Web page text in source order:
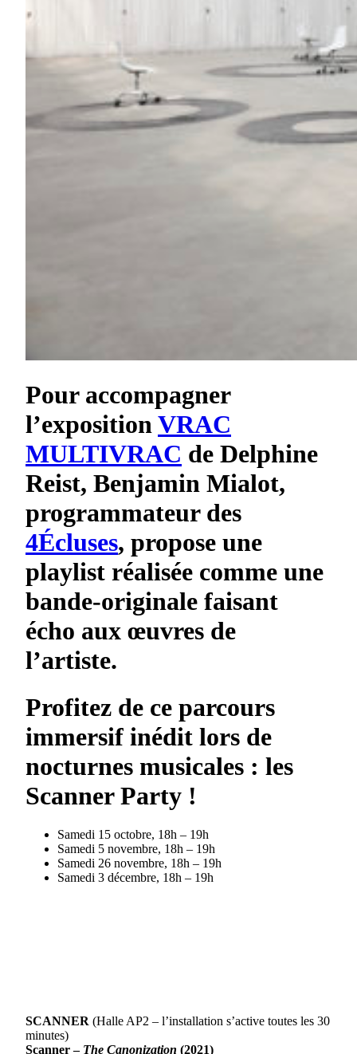
Pour accompagner
l’exposition VRAC
MULTIVRAC de Delphine
Reist, Benjamin Mialot,
programmateur des
4Écluses, propose une
playlist réalisée comme une
bande-originale faisant
écho aux œuvres de
l’artiste.
Profitez de ce parcours
immersif inédit lors de
nocturnes musicales : les
Scanner Party !
Samedi 15 octobre, 18h – 19h
Samedi 5 novembre, 18h – 19h
Samedi 26 novembre, 18h – 19h
Samedi 3 décembre, 18h – 19h
SCANNER (Halle AP2 – l’installation s’active toutes les 30
minutes)
Scanner – The Canonization (2021)